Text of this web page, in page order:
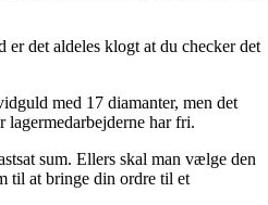
det aldeles klogt at du checker det
med 17 diamanter, men det
har fri.
sum. Ellers skal man vælge den
til at bringe din ordre til et